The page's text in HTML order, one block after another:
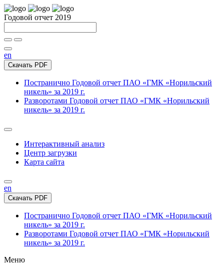
Годовой отчет 2019
en
Скачать PDF
Постранично Годовой отчет ПАО «ГМК «Норильский
никель» за 2019 г.
Разворотами Годовой отчет ПАО «ГМК «Норильский
никель» за 2019 г.
Интерактивный анализ
Центр загрузки
Карта сайта
en
Скачать PDF
Постранично Годовой отчет ПАО «ГМК «Норильский
никель» за 2019 г.
Разворотами Годовой отчет ПАО «ГМК «Норильский
никель» за 2019 г.
Меню